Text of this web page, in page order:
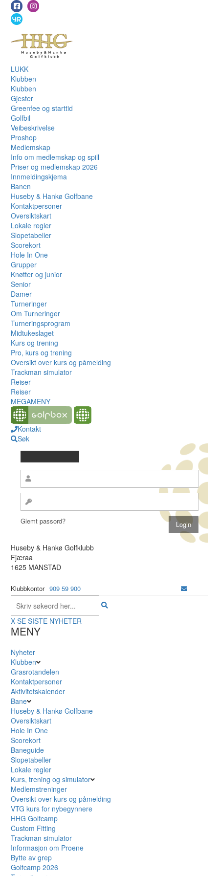
LUKK
Klubben
Klubben
Gjester
Greenfee og starttid
Golfbil
Veibeskrivelse
Proshop
Medlemskap
Info om medlemskap og spill
Priser og medlemskap 2026
Innmeldingskjema
Banen
Huseby & Hankø Golfbane
Kontaktpersoner
Oversiktskart
Lokale regler
Slopetabeller
Scorekort
Hole In One
Grupper
Knøtter og junior
Senior
Damer
Turneringer
Om Turneringer
Turneringsprogram
Midtukeslaget
Kurs og trening
Pro, kurs og trening
Oversikt over kurs og påmelding
Trackman simulator
Reiser
Reiser
MEGAMENY
Kontakt
Søk
Glemt passord?
Huseby & Hankø Golfklubb
Fjæraa
1625 MANSTAD
Klubbkontor 909 59 900
X SE SISTE NYHETER
MENY
Nyheter
Klubben
Grasrotandelen
Kontaktpersoner
Aktivitetskalender
Bane
Huseby & Hankø Golfbane
Oversiktskart
Hole In One
Scorekort
Baneguide
Slopetabeller
Lokale regler
Kurs, trening og simulator
Medlemstreninger
Oversikt over kurs og påmelding
VTG kurs for nybegynnere
HHG Golfcamp
Custom Fitting
Trackman simulator
Informasjon om Proene
Bytte av grep
Golfcamp 2026